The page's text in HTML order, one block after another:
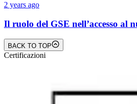
2 years ago
Il ruolo del GSE nell’accesso al
BACK TO TOP
Certificazioni